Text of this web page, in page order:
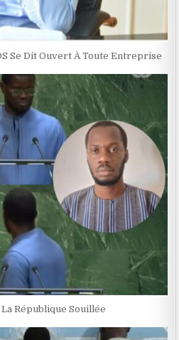
Se Dit Ouvert À Toute Entreprise
République Souillée